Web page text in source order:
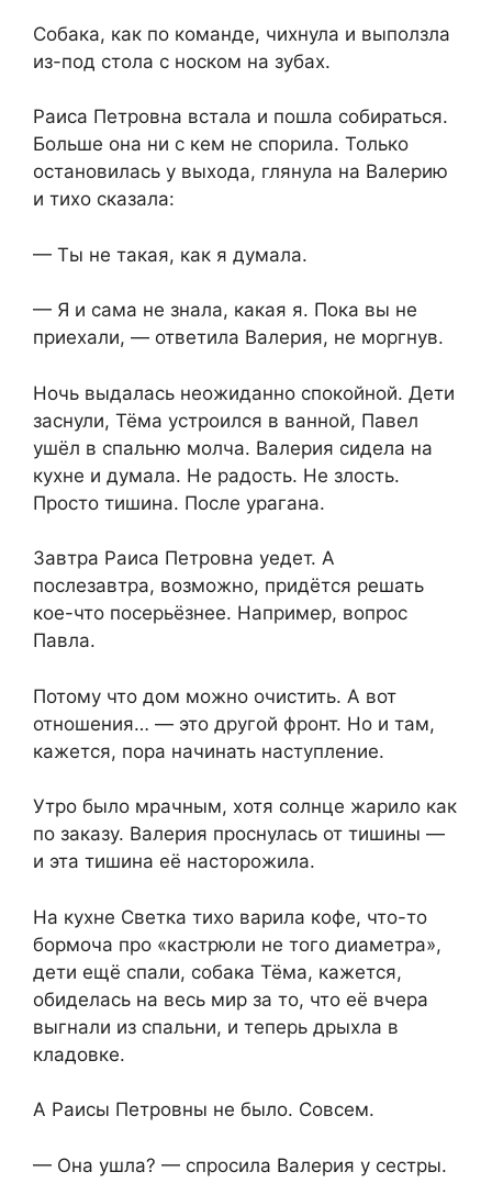
Собака, как по команде, чихнула и выползла
из-под стола с носком на зубах.
Раиса Петровна встала и пошла собираться.
Больше она ни с кем не спорила. Только
остановилась у выхода, глянула на Валерию
и тихо сказала:
— Ты не такая, как я думала.
— Я и сама не знала, какая я. Пока вы не
приехали, — ответила Валерия, не моргнув.
Ночь выдалась неожиданно спокойной. Дети
заснули, Тёма устроился в ванной, Павел
ушёл в спальню молча. Валерия сидела на
кухне и думала. Не радость. Не злость.
Просто тишина. После урагана.
Завтра Раиса Петровна уедет. А
послезавтра, возможно, придётся решать
кое-что посерьёзнее. Например, вопрос
Павла.
Потому что дом можно очистить. А вот
отношения… — это другой фронт. Но и там,
кажется, пора начинать наступление.
Утро было мрачным, хотя солнце жарило как
по заказу. Валерия проснулась от тишины —
и эта тишина её насторожила.
На кухне Светка тихо варила кофе, что-то
бормоча про «кастрюли не того диаметра»,
дети ещё спали, собака Тёма, кажется,
обиделась на весь мир за то, что её вчера
выгнали из спальни, и теперь дрыхла в
кладовке.
А Раисы Петровны не было. Совсем.
— Она ушла? — спросила Валерия у сестры.